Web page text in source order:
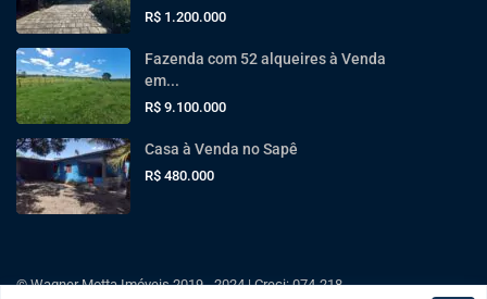
R$ 1.200.000
Fazenda com 52 alqueires à Venda
em...
R$ 9.100.000
Casa à Venda no Sapê
R$ 480.000
© Wagner Motta Imóveis 2019 - 2024 | Creci: 074-218